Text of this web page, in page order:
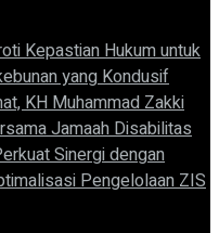
Kepastian Hukum untuk
yang Kondusif
KH Muhammad Zakki
Jamaah Disabilitas
Sinergi dengan
Pengelolaan ZIS